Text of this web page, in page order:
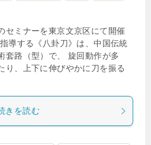
セミナーを東京文京区にて開催
導する《八卦刀》は、中国伝統
套路（型）で、 旋回動作が多
り、上下に伸びやかに刀を振る
きを読む